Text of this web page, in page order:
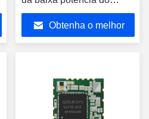
orador módulo sem fio de
2,4 gigahertz
Obtenha o melhor